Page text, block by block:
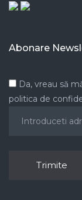
Abonare
Da, vreau să
politica de